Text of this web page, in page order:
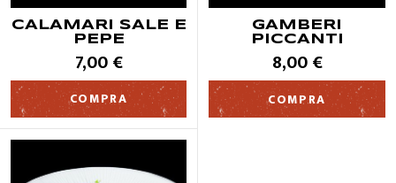
CALAMARI SALE E
PEPE
7,00 €
COMPRA
GAMBERI
PICCANTI
8,00 €
COMPRA